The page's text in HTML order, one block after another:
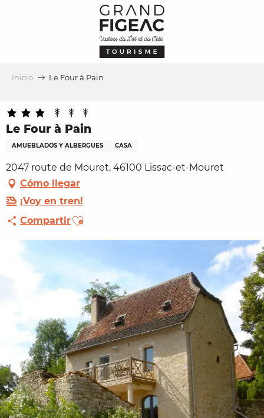
Inicio Le Four à Pain
Le Four à Pain
AMUEBLADOS Y ALBERGUES CASA
2047 route de Mouret, 46100 Lissac-et-Mouret
Cómo llegar
¡Voy en tren!
CompartirAjouter aux favoris